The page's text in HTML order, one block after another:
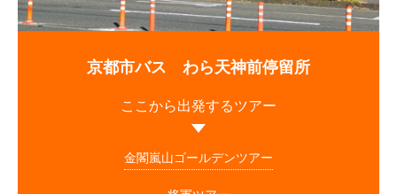
京都市バス わら天神前停留所
ここから出発するツアー
金閣嵐山ゴールデンツアー